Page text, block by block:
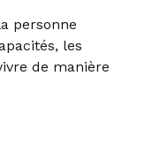
personne
les
de manière